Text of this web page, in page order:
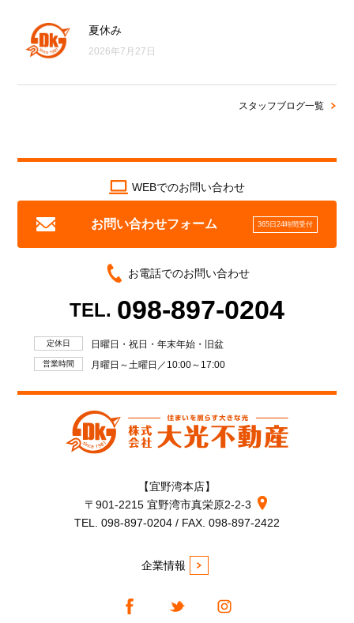
夏休み
2026年7月27日
スタッフブログ一覧
WEBでのお問い合わせ
お問い合わせフォーム 365日24時間受付
お電話でのお問い合わせ
TEL. 098-897-0204
定休日 日曜日・祝日・年末年始・旧盆
営業時間 月曜日～土曜日／10:00～17:00
【宜野湾本店】
〒901-2215 宜野湾市真栄原2-2-3
TEL. 098-897-0204 / FAX. 098-897-2422
企業情報